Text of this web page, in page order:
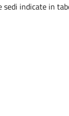
indicate in